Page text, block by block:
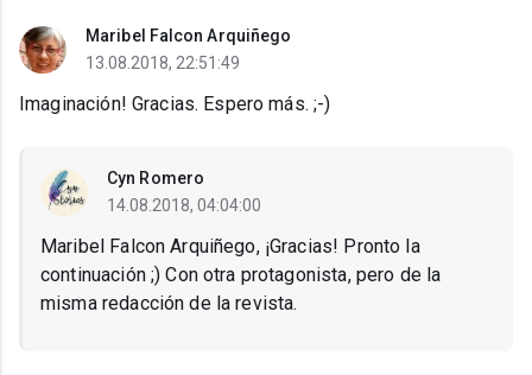
Maribel Falcon Arquiñego
13.08.2018, 22:51:49
Imaginación! Gracias. Espero más. ;-)
Cyn Romero
14.08.2018, 04:04:00
Maribel Falcon Arquiñego, ¡Gracias! Pronto la
continuación ;) Con otra protagonista, pero de la
misma redacción de la revista.